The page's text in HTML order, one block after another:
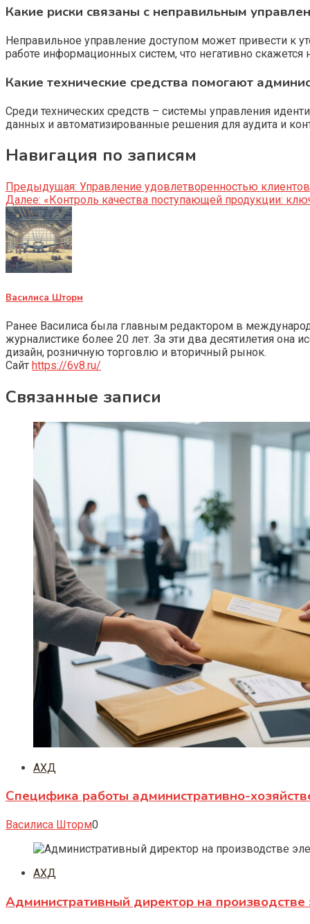
Какие риски связаны с неправильным
Неправильное управление доступом может привести к
работе информационных систем, что негативно скажется
Какие технические средства помогают
Среди технических средств – системы управления
данных и автоматизированные решения для аудита и
Навигация по записям
Предыдущая: Управление удовлетворенностью
Далее: «Контроль качества поступающей продукции:
Василиса Шторм
Ранее Василиса была главным редактором в
журналистике более 20 лет. За эти два десятилетия
дизайн, розничную торговлю и вторичный рынок.
Сайт https://6v8.ru/
Связанные записи
АХД
Специфика работы административно-
Василиса Шторм0
АХД
Административный директор на производстве